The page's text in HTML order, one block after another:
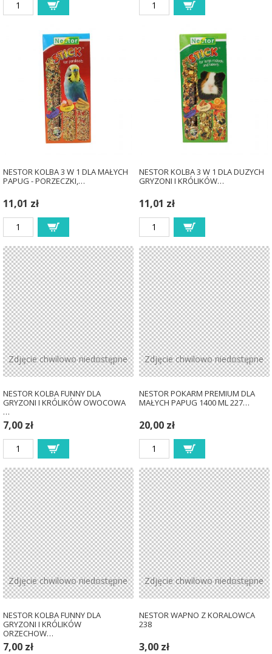
NESTOR KOLBA 3 W 1 DLA MAŁYCH
PAPUG - PORZECZKI,…
11,01 zł
NESTOR KOLBA 3 W 1 DLA DUZYCH
GRYZONI I KRÓLIKÓW…
11,01 zł
Zdjęcie chwilowo niedostępne
NESTOR KOLBA FUNNY DLA
GRYZONI I KRÓLIKÓW OWOCOWA
…
7,00 zł
Zdjęcie chwilowo niedostępne
NESTOR POKARM PREMIUM DLA
MAŁYCH PAPUG 1400 ML 227…
20,00 zł
Zdjęcie chwilowo niedostępne
NESTOR KOLBA FUNNY DLA
GRYZONI I KRÓLIKÓW
ORZECHOW…
7,00 zł
Zdjęcie chwilowo niedostępne
NESTOR WAPNO Z KORALOWCA
238
3,00 zł